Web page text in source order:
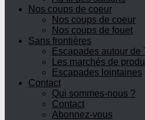
Nos coups de coeur
Nos coups de coeur
Nos coups de fouet
Sans frontières
Escapades autour de
Les marchés de
Escapades lointaines
Contact
Qui sommes-nous ?
Contact
Abonnez-vous